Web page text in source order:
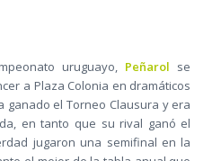
uruguayo, Peñarol se
a Plaza Colonia en dramáticos
ganado el Torneo Clausura y era
en tanto que su rival ganó el
jugaron una semifinal en la